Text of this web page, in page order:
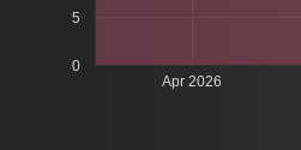
Apr 2026
0
5